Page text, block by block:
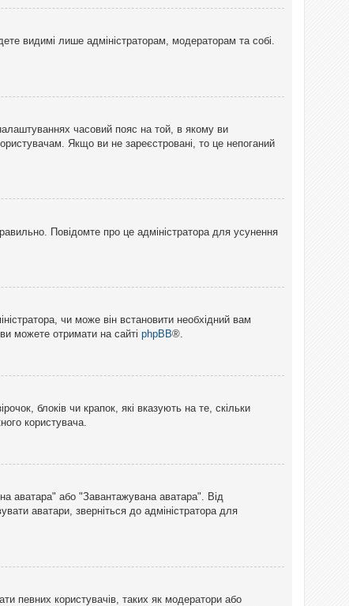
видимі лише адміністраторам, модераторам та собі.
часовий пояс на той, в якому ви
Якщо ви не зареєстровані, то це непоганий
Повідомте про це адміністратора для усунення
чи може він встановити необхідний вам
можете отримати на сайті phpBB®.
блоків чи крапок, які вказують на те, скільки
користувача.
аватара" або "Завантажувана аватара". Від
аватари, зверніться до адміністратора для
певних користувачів, таких як модератори або